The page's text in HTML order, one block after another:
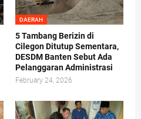
DAERAH
5 Tambang Berizin di
Cilegon Ditutup Sementara,
DESDM Banten Sebut Ada
Pelanggaran Administrasi
February 24, 2026